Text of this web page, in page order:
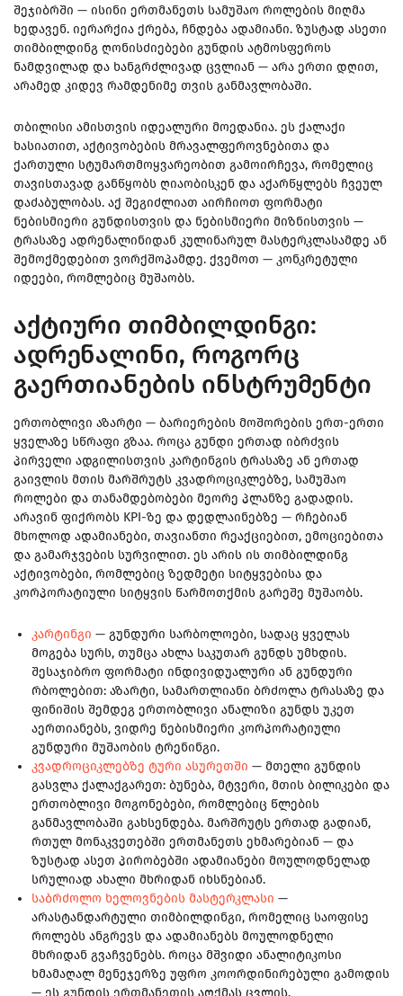
შეჯიბრში — ისინი ერთმანეთს სამუშაო როლების მიღმა
ხედავენ. იერარქია ქრება, ჩნდება ადამიანი. ზუსტად ასეთი
თიმბილდინგ ღონისძიებები გუნდის ატმოსფეროს
ნამდვილად და ხანგრძლივად ცვლიან — არა ერთი დღით,
არამედ კიდევ რამდენიმე თვის განმავლობაში.
თბილისი ამისთვის იდეალური მოედანია. ეს ქალაქი
ხასიათით, აქტივობების მრავალფეროვნებითა და
ქართული სტუმართმოყვარეობით გამოირჩევა, რომელიც
თავისთავად განწყობს ღიაობისკენ და აქარწყლებს ჩვეულ
დაძაბულობას. აქ შეგიძლიათ აირჩიოთ ფორმატი
ნებისმიერი გუნდისთვის და ნებისმიერი მიზნისთვის —
ტრასაზე ადრენალინიდან კულინარულ მასტერკლასამდე ან
შემოქმედებით ვორქშოპამდე. ქვემოთ — კონკრეტული
იდეები, რომლებიც მუშაობს.
აქტიური თიმბილდინგი:
ადრენალინი, როგორც
გაერთიანების ინსტრუმენტი
ერთობლივი აზარტი — ბარიერების მოშორების ერთ-ერთი
ყველაზე სწრაფი გზაა. როცა გუნდი ერთად იბრძვის
პირველი ადგილისთვის კარტინგის ტრასაზე ან ერთად
გაივლის მთის მარშრუტს კვადროციკლებზე, სამუშაო
როლები და თანამდებობები მეორე პლანზე გადადის.
არავინ ფიქრობს KPI-ზე და დედლაინებზე — რჩებიან
მხოლოდ ადამიანები, თავიანთი რეაქციებით, ემოციებითა
და გამარჯვების სურვილით. ეს არის ის თიმბილდინგ
აქტივობები, რომლებიც ზედმეტი სიტყვებისა და
კორპორატიული სიტყვის წარმოთქმის გარეშე მუშაობს.
კარტინგი — გუნდური სარბოლოები, სადაც ყველას
მოგება სურს, თუმცა ახლა საკუთარ გუნდს უმხდის.
შესაჯიბრო ფორმატი ინდივიდუალური ან გუნდური
რბოლებით: აზარტი, სამართლიანი ბრძოლა ტრასაზე და
ფინიშის შემდეგ ერთობლივი ანალიზი გუნდს უკეთ
აერთიანებს, ვიდრე ნებისმიერი კორპორატიული
გუნდური მუშაობის ტრენინგი.
კვადროციკლებზე ტური ასურეთში — მთელი გუნდის
გასვლა ქალაქგარეთ: ბუნება, მტვერი, მთის ბილიკები და
ერთობლივი მოგონებები, რომლებიც წლების
განმავლობაში გახსენდება. მარშრუტს ერთად გადიან,
რთულ მონაკვეთებში ერთმანეთს ეხმარებიან — და
ზუსტად ასეთ პირობებში ადამიანები მოულოდნელად
სრულიად ახალი მხრიდან იხსნებიან.
საბრძოლო ხელოვნების მასტერკლასი —
არასტანდარტული თიმბილდინგი, რომელიც საოფისე
როლებს ანგრევს და ადამიანებს მოულოდნელი
მხრიდან გვაჩვენებს. როცა მშვიდი ანალიტიკოსი
ხმამაღალ მენეჯერზე უფრო კოორდინირებული გამოდის
— ეს გუნდის ერთმანეთის აღქმას ცვლის.